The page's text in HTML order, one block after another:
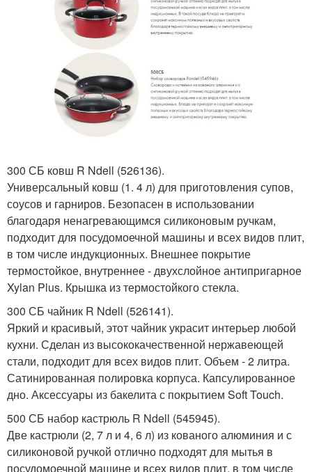
300 СБ ковш R Ndell (526136).
Универсальный ковш (1. 4 л) для приготовления супов,
соусов и гарниров. Безопасен в использовании
благодаря ненагревающимся силиконовым ручкам,
подходит для посудомоечной машины и всех видов плит,
в том числе индукционных. Внешнее покрытие
термостойкое, внутреннее - двухслойное антипригарное
Xylan Plus. Крышка из термостойкого стекла.
300 СБ чайник R Ndell (526141).
Яркий и красивый, этот чайник украсит интерьер любой
кухни. Сделан из высококачественной нержавеющей
стали, подходит для всех видов плит. Объем - 2 литра.
Сатинированная полировка корпуса. Капсулированное
дно. Аксессуары из бакелита с покрытием Soft Touch.
500 СБ набор кастрюль R Ndell (545945).
Две кастрюли (2, 7 л и 4, 6 л) из кованого алюминия и с
силиконовой ручкой отлично подходят для мытья в
посудомоечной машине и всех видов плит, в том числе